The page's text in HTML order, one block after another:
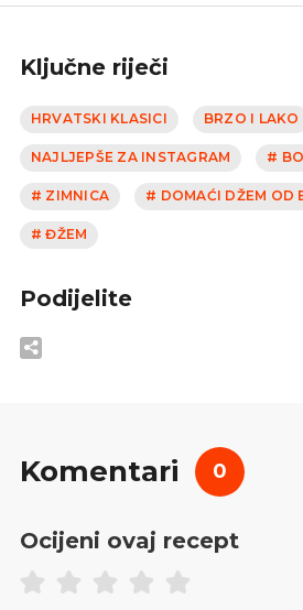
Ključne riječi
HRVATSKI KLASICI BRZO I LAKO
NAJLJEPŠE ZA INSTAGRAM #
# ZIMNICA # DOMAĆI DŽEM OD
# ĐŽEM
Podijelite
Komentari 0
Ocijeni ovaj recept